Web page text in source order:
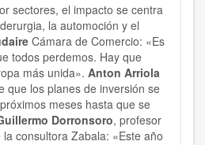
sectores, el impacto se centra
la automoción y el
Cámara de Comercio: «Es
todos perdemos. Hay que
más unida». Anton Arriola
que los planes de inversión se
meses hasta que se
Dorronsoro, profesor
consultora Zabala: «Este año